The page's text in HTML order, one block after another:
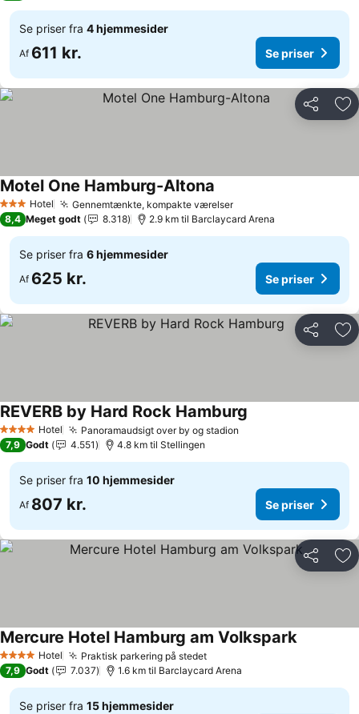
Se priser fra 4 hjemmesider
Af 611 kr. Se priser
Del
3 StjernerHotel Gennemtænkte, kompakte værelserSe priser
Motel One Hamburg-Altona
8,4 Meget godt 8.318 2.9 km til Barclaycard Arena
Se priser fra 6 hjemmesider
Af 625 kr. Se priser
Del
4 StjernerHotel Panoramaudsigt over by og stadion
REVERB by Hard Rock Hamburg
7,9 Godt 4.551 4.8 km til Stellingen
Se priser fra 10 hjemmesider
Af 807 kr. Se priser
Del
4 StjernerHotel Praktisk parkering på stedetSe priser
Mercure Hotel Hamburg am VolksparkSe priser
7,9 Godt 7.037 1.6 km til Barclaycard Arena
Se priser fra 15 hjemmesider